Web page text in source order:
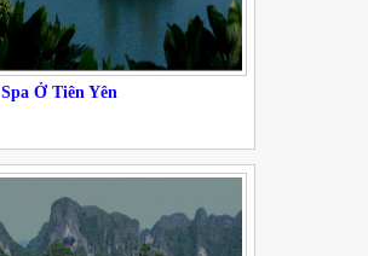
Spa Ở Tiên Yên